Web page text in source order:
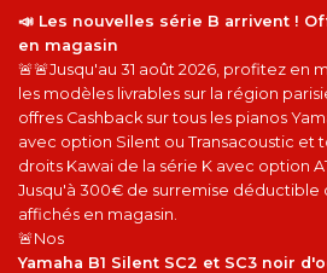
📣 Les nouvelles série B arrivent !
en magasin
🚨🚨Jusqu'au 31 août 2026, profitez en
les modèles livrables sur la région
offres Cashback sur tous les pianos
avec option Silent ou Transacoustic et
droits Kawai de la série K avec option
Jusqu'à 300€ de surremise déductible
affichés en magasin.
🚨Nos
Yamaha B1 Silent SC2 et SC3 noir